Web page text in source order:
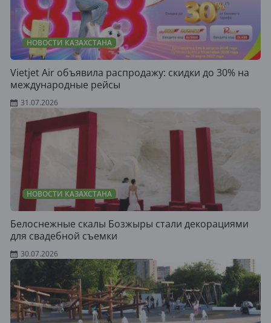
НОВОСТИ КАЗАХСТАНА
Vietjet Air объявила распродажу: скидки до 30% на
международные рейсы
31.07.2026
НОВОСТИ КАЗАХСТАНА
Белоснежные скалы Бозжыры стали декорациями
для свадебной съемки
30.07.2026